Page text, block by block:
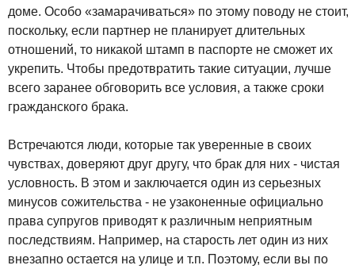
доме. Особо «замарачиваться» по этому поводу не стоит,
поскольку, если партнер не планирует длительных
отношений, то никакой штамп в паспорте не сможет их
укрепить. Чтобы предотвратить такие ситуации, лучше
всего заранее обговорить все условия, а также сроки
гражданского брака.
Встречаются люди, которые так уверенные в своих
чувствах, доверяют друг другу, что брак для них - чистая
условность. В этом и заключается один из серьезных
минусов сожительства - не узаконенные официально
права супругов приводят к различным неприятным
последствиям. Например, на старость лет один из них
внезапно остается на улице и т.п. Поэтому, если вы по